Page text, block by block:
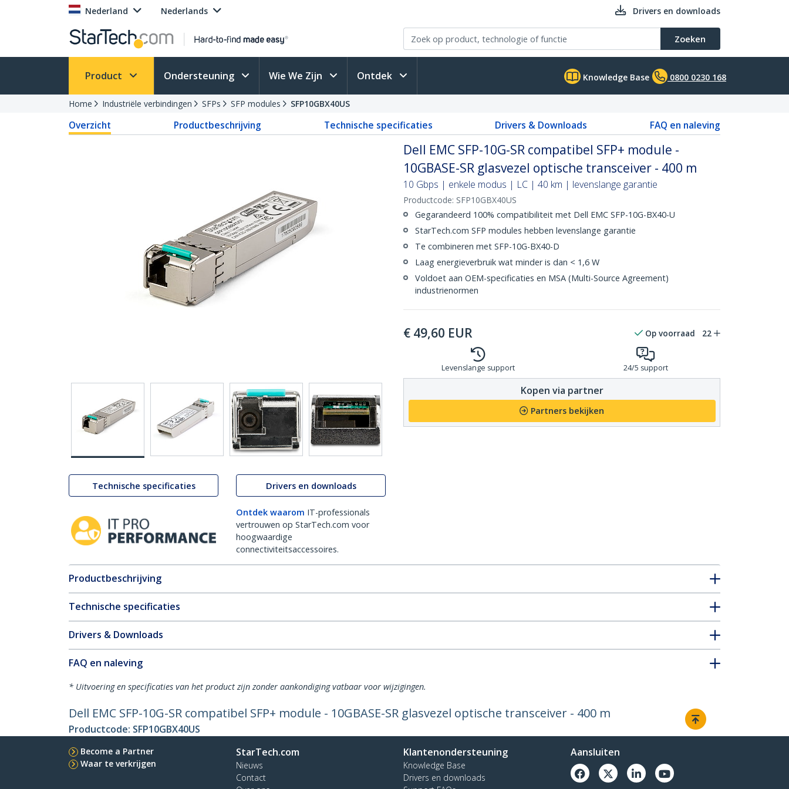
Nederland Nederlands Drivers en downloads
Zoeken
Product Ondersteuning Wie We Zijn Ontdek Knowledge Base 0800 0230 168
Home Industriële verbindingen SFPs SFP modules SFP10GBX40US
Overzicht Productbeschrijving Technische specificaties Drivers & Downloads FAQ en naleving
Technische specificaties Drivers en downloads
Ontdek waarom IT-professionals
vertrouwen op StarTech.com voor
hoogwaardige
connectiviteitsaccessoires.
Dell EMC SFP-10G-SR compatibel SFP+ module -
10GBASE-SR glasvezel optische transceiver - 400 m
10 Gbps | enkele modus | LC | 40 km | levenslange garantie
Productcode: SFP10GBX40US
Gegarandeerd 100% compatibiliteit met Dell EMC SFP-10G-BX40-U
StarTech.com SFP modules hebben levenslange garantie
Te combineren met SFP-10G-BX40-D
Laag energieverbruik wat minder is dan < 1,6 W
Voldoet aan OEM-specificaties en MSA (Multi-Source Agreement)
industrienormen
€ 49,60 EUR Op voorraad 22
Levenslange support 24/5 support
Kopen via partner
Partners bekijken
Productbeschrijving
Technische specificaties
Drivers & Downloads
FAQ en naleving
* Uitvoering en specificaties van het product zijn zonder aankondiging vatbaar voor wijzigingen.
Dell EMC SFP-10G-SR compatibel SFP+ module - 10GBASE-SR glasvezel optische transceiver - 400 m
Productcode: SFP10GBX40US
Become a Partner
Waar te verkrijgen
StarTech.com
Nieuws
Contact
Klantenondersteuning
Knowledge Base
Drivers en downloads
Aansluiten